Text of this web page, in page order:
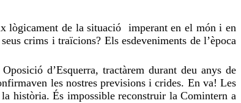
lògicament de la situació imperant en el món i en
crims i traïcions? Els esdeveniments de l’època
d’Esquerra, tractàrem durant deu anys de
les nostres previsions i crides. En va! Les
història. És impossible reconstruir la Comintern a